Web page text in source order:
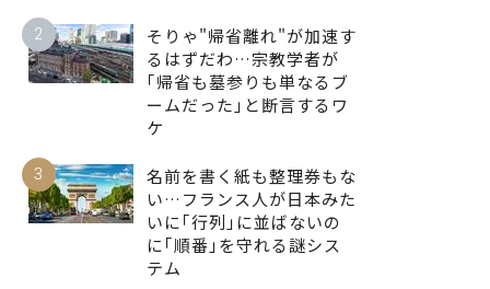
2
そりゃ"帰省離れ"が加速す
るはずだわ…宗教学者が
｢帰省も墓参りも単なるブ
ームだった｣と断言するワ
ケ
3
名前を書く紙も整理券もな
い…フランス人が日本みた
いに｢行列｣に並ばないの
に｢順番｣を守れる謎シス
テム